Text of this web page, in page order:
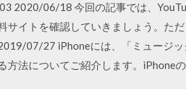
2020/06/18 今回の記事では、
サイトを確認していきましょう。た
07/27 iPhoneには、「ミュージ
方法についてご紹介します。iPhone